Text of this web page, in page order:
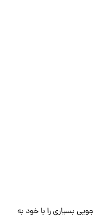
بسیاری را با خود به